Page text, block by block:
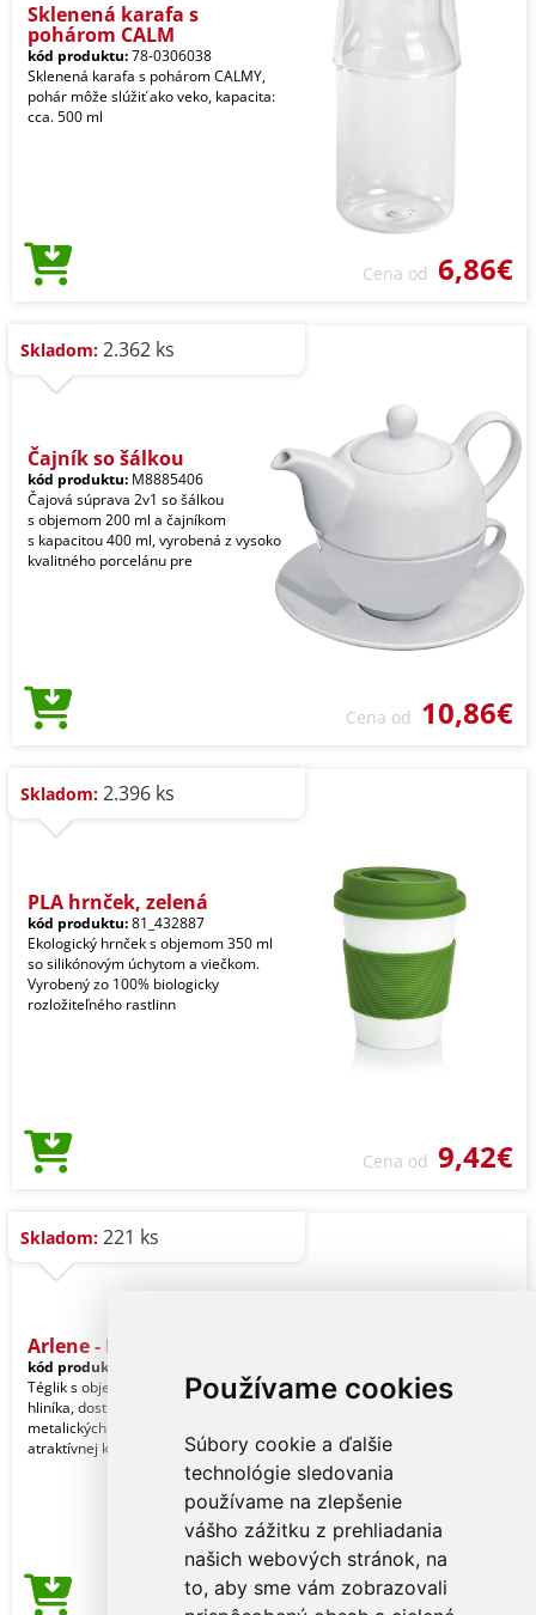
Používame cookies
Súbory cookie a ďalšie
technológie sledovania
používame na zlepšenie
vášho zážitku z prehliadania
našich webových stránok, na
to, aby sme vám zobrazovali
Sklenená karafa s
pohárom CALM
kód produktu:78-0306038
Sklenená karafa s pohárom CALMY,
pohár môže slúžiť ako veko, kapacita:
cca. 500 ml
Cena od 6,86€
Skladom: 2.362 ks
Čajník so šálkou
kód produktu: M8885406
Čajová súprava 2v1 so šálkou
s objemom 200 ml a čajníkom
s kapacitou 400 ml, vyrobená z vysoko
kvalitného porcelánu pre
Cena od 10,86€
Skladom: 2.396 ks
PLA hrnček, zelená
kód produktu:81_432887
Ekologický hrnček s objemom 350 ml
so silikónovým úchytom a viečkom.
Vyrobený zo 100% biologicky
rozložiteľného rastlinn
Cena od 9,42€
Skladom: 221 ks
Arlene - Pohár
kód produktu:
Téglik s objemom 540 ml vyrobený z
hliníka, dostupný v širokej škále
metalických farieb. Dodávané v
atraktívnej krabičke
Cena od 4,65€